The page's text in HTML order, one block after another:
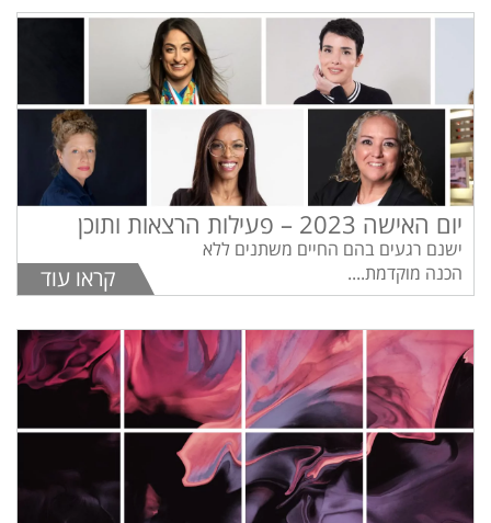
יום האישה 2023 – פעילות הרצאות ותוכן
ישנם רגעים בהם החיים משתנים ללא
הכנה מוקדמת....
קראו עוד